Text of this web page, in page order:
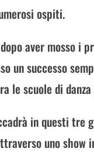
ospiti.
aver mosso i
un successo
le scuole di
in questi tre
uno show